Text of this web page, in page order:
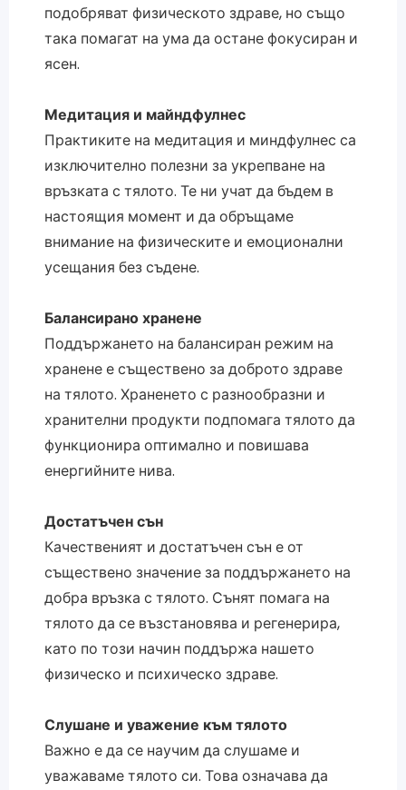
подобряват физическото здраве, но също
така помагат на ума да остане фокусиран и
ясен.
Медитация и майндфулнес
Практиките на медитация и миндфулнес са
изключително полезни за укрепване на
връзката с тялото. Те ни учат да бъдем в
настоящия момент и да обръщаме
внимание на физическите и емоционални
усещания без съдене.
Балансирано хранене
Поддържането на балансиран режим на
хранене е съществено за доброто здраве
на тялото. Храненето с разнообразни и
хранителни продукти подпомага тялото да
функционира оптимално и повишава
енергийните нива.
Достатъчен сън
Качественият и достатъчен сън е от
съществено значение за поддържането на
добра връзка с тялото. Сънят помага на
тялото да се възстановява и регенерира,
като по този начин поддържа нашето
физическо и психическо здраве.
Слушане и уважение към тялото
Важно е да се научим да слушаме и
уважаваме тялото си. Това означава да